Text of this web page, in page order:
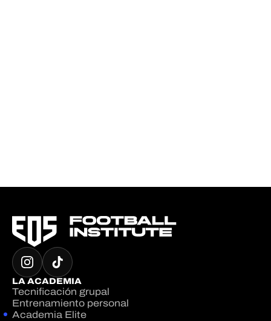
LA ACADEMIA
Tecnificación grupal
Entrenamiento personal
Academia Elite